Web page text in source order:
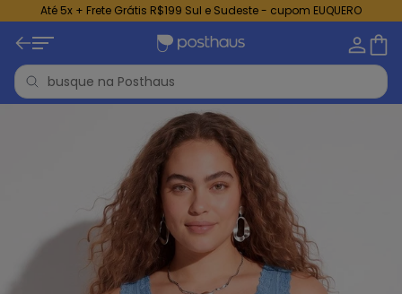
Até 5x + Frete Grátis R$199 Sul e Sudeste - cupom EUQUERO